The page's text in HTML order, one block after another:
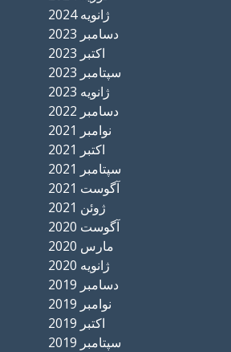
ژانویه 2024
دسامبر 2023
اکتبر 2023
سپتامبر 2023
ژانویه 2023
دسامبر 2022
نوامبر 2021
اکتبر 2021
سپتامبر 2021
آگوست 2021
ژوئن 2021
آگوست 2020
مارس 2020
ژانویه 2020
دسامبر 2019
نوامبر 2019
اکتبر 2019
سپتامبر 2019